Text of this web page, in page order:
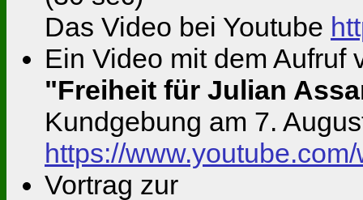
Das Video bei Youtube
Ein Video mit dem Aufruf
"Freiheit für Julian
Kundgebung am 7.
https://
Vortrag zur